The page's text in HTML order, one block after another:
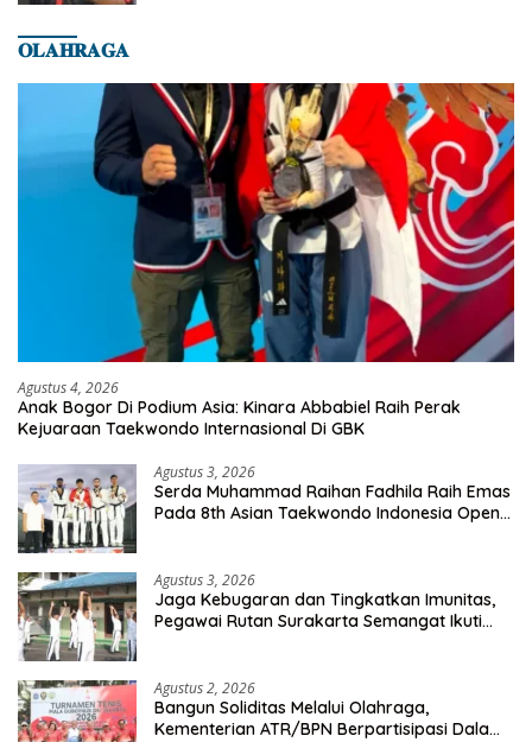
𝐎𝐋𝐀𝐇𝐑𝐀𝐆𝐀
Agustus 4, 2026
Anak Bogor Di Podium Asia: Kinara Abbabiel Raih Perak
Kejuaraan Taekwondo Internasional Di GBK
Agustus 3, 2026
Serda Muhammad Raihan Fadhila Raih Emas
Pada 8th Asian Taekwondo Indonesia Open
Agustus 3, 2026
Jaga Kebugaran dan Tingkatkan Imunitas,
Pegawai Rutan Surakarta Semangat Ikuti
Agustus 2, 2026
Bangun Soliditas Melalui Olahraga,
Kementerian ATR/BPN Berpartisipasi Dalam